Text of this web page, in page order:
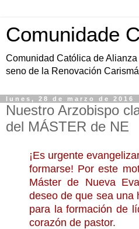
Comunidade
Comunidad Católica de
seno de la Renovación
lunes, 28 de marzo de 2016
Nuestro Arzobispo
del MÁSTER de NE
¡Es urgente
formarse! Por este
Máster de Nueva
deseo de que sea una
para la formación de
corazón de pastor.